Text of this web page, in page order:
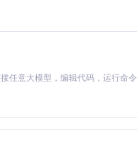
加需要排除的类名。该方案
类名排除机制：